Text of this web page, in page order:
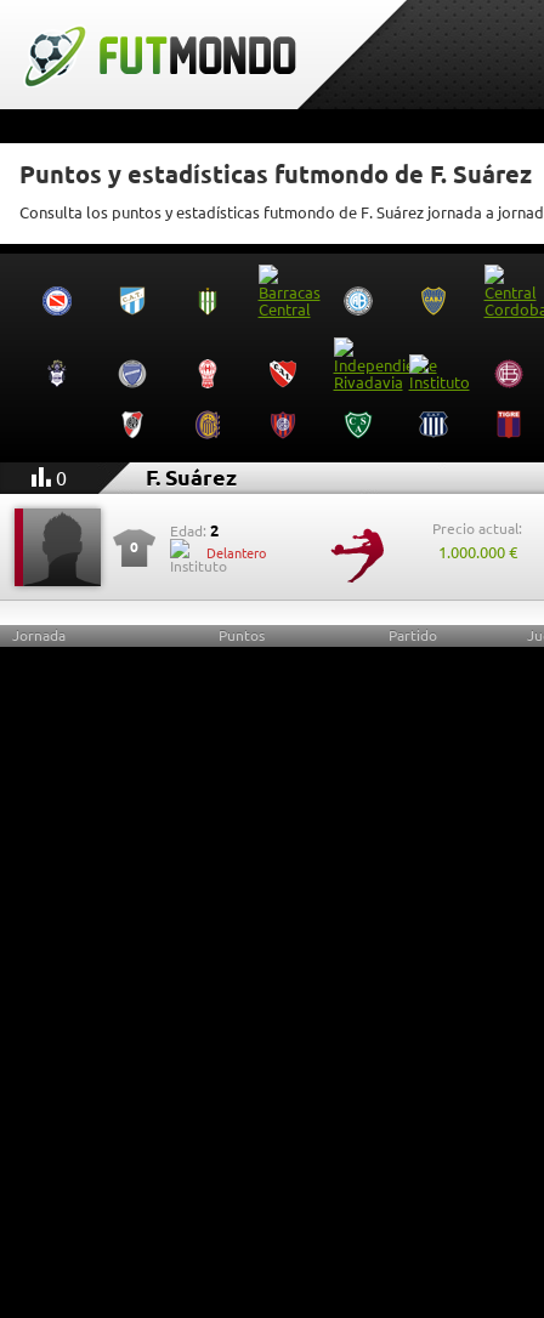
Puntos y estadísticas futmondo de F. Suárez
Consulta los puntos y estadísticas futmondo de F. Suárez jornada a
0 F. Suárez
0
Edad: 2
Delantero
Precio actual:
1.000.000 €
Jornada Puntos Partido